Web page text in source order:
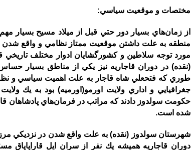
مختصات و موقعيت سياسي:
از زمان‌هاي بسيار دور حتي قبل از ميلاد مسيح بسيار
منطقه به علت داشتن موقعيت ممتاز نظامي و واقع شدن
مورد توجه سلاطين و كشورگشايان ادوار مختلف
(نقده)در دوران قاجاريه نيز يكي از مناطق بسيار
طوري كه فتحعلي شاه قاجار به علت اهميت سياسي و
جغرافيايي و اداري ولايت اورمو(اورمیه) بود به يك
حكومت سولدوز دادند كه مراتب در فرمان‌هاي پادشاهان
شده است.
شهرستان سولدوز (نقده)به علت واقع شدن در نزديكي
دوران قاجاريه هميشه يك نفر از سران ايل قاراپاپاق